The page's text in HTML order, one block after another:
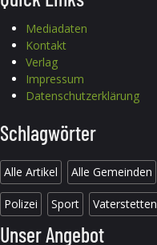
Mediadaten
Kontakt
Verlag
Impressum
Datenschutzerklärung
Schlagwörter
Alle Artikel Alle Gemeinden
Polizei Sport Vaterstetten
Unser Angebot